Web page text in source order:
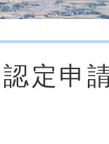
定申